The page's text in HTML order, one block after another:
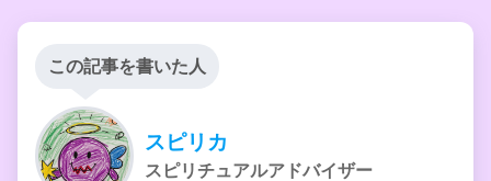
この記事を書いた人
スピリカ
スピリチュアルアドバイザー